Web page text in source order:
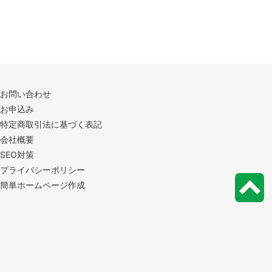
お問い合わせ
お申込み
特定商取引法に基づく表記
会社概要
SEO対策
プライバシーポリシー
簡単ホームページ作成